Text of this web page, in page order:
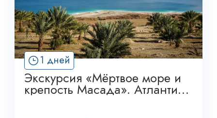
1 дней
Экскурсия «Мёртвое море и
крепость Масада». Атлантис
Трэвел